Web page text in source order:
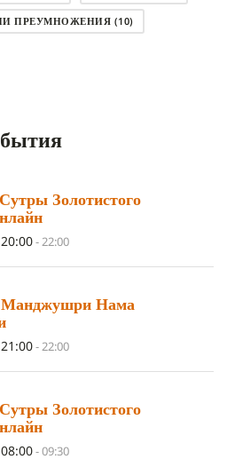
ПРЕУМНОЖЕНИЯ (10)
(7)
ЛХАБАБ ДУЧЕН(5)
(5)
СТРОФ(4)
РАВНОСТНОСТЬ
(3) СХЕМЫ ЛАМРИМА(3)
МОНАШЕСТВО
(3)
Золотистого
20:00-22:00
Манджушри Нама
21:00-22:00
Золотистого
08:00-09:30